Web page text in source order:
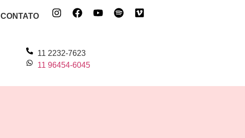
CONTATO
11 2232-7623
11 96454-6045